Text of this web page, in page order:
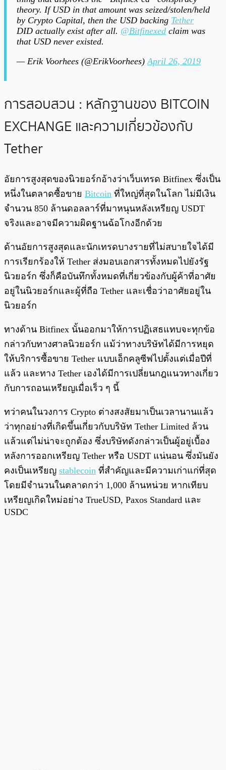
theory. If USD in that amount was seized/stolen/held
by Crypto Capital, then the USD backing Tether
DID actually exist after all. @Bitfinexed claim was
that USD never existed.
— Erik Voorhees (@ErikVoorhees)April 26, 2019
การสอบสวน : หลักฐานของ BITCOIN
EXCHANGE และความเกี่ยวข้องกับ
Tether
อัยการสูงสุดของนิวยอร์กอ้างว่าเว็บเทรด Bitfinex ซึ่งเป็น
หนึ่งในตลาดซื้อขาย Bitcoin ที่ใหญ่ที่สุดในโลก ไม่มีเงิน
จำนวน 850 ล้านดอลลาร์ที่มาหนุนหลังเหรียญ USDT
จริงและอาจมีความผิดฐานฉ้อโกงอีกด้วย
ด้านอัยการสูงสุดและนักเทรดบางรายที่ไม่สบายใจได้มี
การเรียกร้องให้ Tether ส่งมอบเอกสารทั้งหมดไปยังรัฐ
นิวยอร์ก ซึ่งก็คือบันทึกทั้งหมดที่เกี่ยวข้องกับผู้ค้าที่อาศัย
อยู่ในนิวยอร์กและผู้ที่ถือ Tether และเชื่อว่าอาศัยอยู่ใน
นิวยอร์ก
ทางด้าน Bitfinex นั้นออกมาให้การปฏิเสธแทบจะทุกข้อ
กล่าวกับทางศาลนิวยอร์ก แม้ว่าทางบริษัทได้มีการหยุด
ให้บริการซื้อขาย Tether แบบเอ็กคลูซีฟไปตั้งแต่เมื่อปีที่
แล้ว และทาง Tether เองได้มีการเปลี่ยนกฎแนวทางเกี่ยว
กับการถอนเหรียญเมื่อเร็ว ๆ นี้
ทว่าคนในวงการ Crypto ต่างสงสัยมาเป็นเวลานานแล้ว
ว่าทุกอย่างที่เกิดขึ้นเกี่ยวกับบริษัท Tether Limited ล้วน
แล้วแต่ไม่น่าจะถูกต้อง ซึ่งบริษัทดังกล่าวเป็นผู้อยู่เบื้อง
หลังการออกเหรียญ Tether หรือ USDT แน่นอน ซึ่งมันยัง
คงเป็นเหรียญ stablecoin ที่สำคัญและมีความเก่าแก่ที่สุด
โดยมีจำนวนในตลาดกว่า 1,000 ล้านหน่วย หากเทียบ
เหรียญเกิดใหม่อย่าง TrueUSD, Paxos Standard และ
USDC